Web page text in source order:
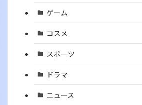
ゲーム
コスメ
スポーツ
ドラマ
ニュース